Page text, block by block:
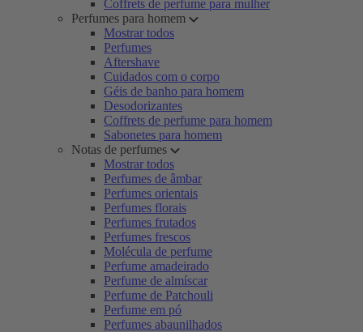
Coffrets de perfume para mulher
Perfumes para homem
Mostrar todos
Perfumes
Aftershave
Cuidados com o corpo
Géis de banho para homem
Desodorizantes
Coffrets de perfume para homem
Sabonetes para homem
Notas de perfumes
Mostrar todos
Perfumes de âmbar
Perfumes orientais
Perfumes florais
Perfumes frutados
Perfumes frescos
Molécula de perfume
Perfume amadeirado
Perfume de almíscar
Perfume de Patchouli
Perfume em pó
Perfumes abaunilhados